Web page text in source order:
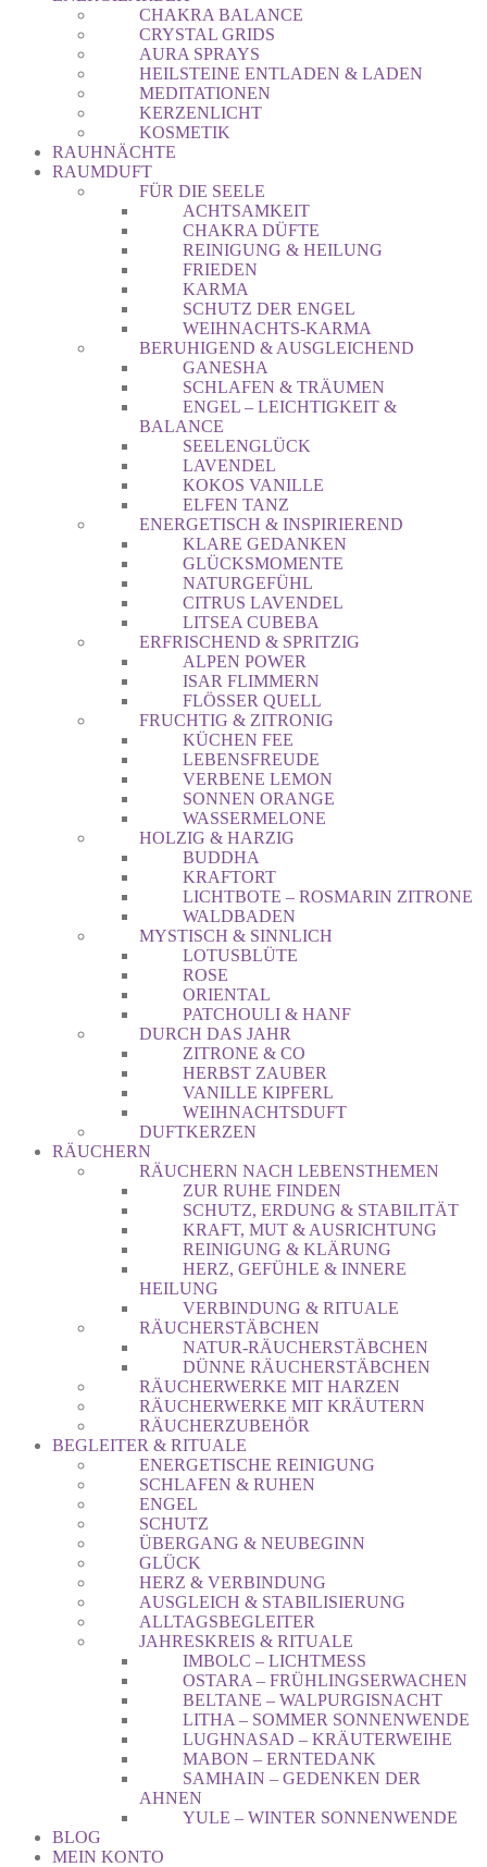
CHAKRA BALANCE
CRYSTAL GRIDS
AURA SPRAYS
HEILSTEINE ENTLADEN & LADEN
MEDITATIONEN
KERZENLICHT
KOSMETIK
RAUHNÄCHTE
RAUMDUFT
FÜR DIE SEELE
ACHTSAMKEIT
CHAKRA DÜFTE
REINIGUNG & HEILUNG
FRIEDEN
KARMA
SCHUTZ DER ENGEL
WEIHNACHTS-KARMA
BERUHIGEND & AUSGLEICHEND
GANESHA
SCHLAFEN & TRÄUMEN
ENGEL – LEICHTIGKEIT &
BALANCE
SEELENGLÜCK
LAVENDEL
KOKOS VANILLE
ELFEN TANZ
ENERGETISCH & INSPIRIEREND
KLARE GEDANKEN
GLÜCKSMOMENTE
NATURGEFÜHL
CITRUS LAVENDEL
LITSEA CUBEBA
ERFRISCHEND & SPRITZIG
ALPEN POWER
ISAR FLIMMERN
FLÖSSER QUELL
FRUCHTIG & ZITRONIG
KÜCHEN FEE
LEBENSFREUDE
VERBENE LEMON
SONNEN ORANGE
WASSERMELONE
HOLZIG & HARZIG
BUDDHA
KRAFTORT
LICHTBOTE – ROSMARIN ZITRONE
WALDBADEN
MYSTISCH & SINNLICH
LOTUSBLÜTE
ROSE
ORIENTAL
PATCHOULI & HANF
DURCH DAS JAHR
ZITRONE & CO
HERBST ZAUBER
VANILLE KIPFERL
WEIHNACHTSDUFT
DUFTKERZEN
RÄUCHERN
RÄUCHERN NACH LEBENSTHEMEN
ZUR RUHE FINDEN
SCHUTZ, ERDUNG & STABILITÄT
KRAFT, MUT & AUSRICHTUNG
REINIGUNG & KLÄRUNG
HERZ, GEFÜHLE & INNERE
HEILUNG
VERBINDUNG & RITUALE
RÄUCHERSTÄBCHEN
NATUR-RÄUCHERSTÄBCHEN
DÜNNE RÄUCHERSTÄBCHEN
RÄUCHERWERKE MIT HARZEN
RÄUCHERWERKE MIT KRÄUTERN
RÄUCHERZUBEHÖR
BEGLEITER & RITUALE
ENERGETISCHE REINIGUNG
SCHLAFEN & RUHEN
ENGEL
SCHUTZ
ÜBERGANG & NEUBEGINN
GLÜCK
HERZ & VERBINDUNG
AUSGLEICH & STABILISIERUNG
ALLTAGSBEGLEITER
JAHRESKREIS & RITUALE
IMBOLC – LICHTMESS
OSTARA – FRÜHLINGSERWACHEN
BELTANE – WALPURGISNACHT
LITHA – SOMMER SONNENWENDE
LUGHNASAD – KRÄUTERWEIHE
MABON – ERNTEDANK
SAMHAIN – GEDENKEN DER
AHNEN
YULE – WINTER SONNENWENDE
BLOG
MEIN KONTO